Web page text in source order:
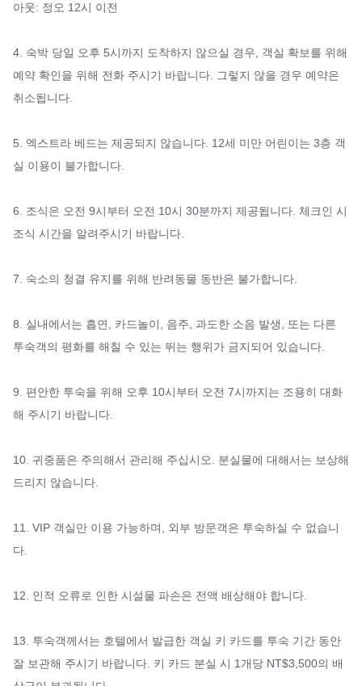
아웃: 정오 12시 이전
4. 숙박 당일 오후 5시까지 도착하지 않으실 경우, 객실 확보를 위해
예약 확인을 위해 전화 주시기 바랍니다. 그렇지 않을 경우 예약은
취소됩니다.
5. 엑스트라 베드는 제공되지 않습니다. 12세 미만 어린이는 3층 객
실 이용이 불가합니다.
6. 조식은 오전 9시부터 오전 10시 30분까지 제공됩니다. 체크인 시
조식 시간을 알려주시기 바랍니다.
7. 숙소의 청결 유지를 위해 반려동물 동반은 불가합니다.
8. 실내에서는 흡연, 카드놀이, 음주, 과도한 소음 발생, 또는 다른
투숙객의 평화를 해칠 수 있는 뛰는 행위가 금지되어 있습니다.
9. 편안한 투숙을 위해 오후 10시부터 오전 7시까지는 조용히 대화
해 주시기 바랍니다.
10. 귀중품은 주의해서 관리해 주십시오. 분실물에 대해서는 보상해
드리지 않습니다.
11. VIP 객실만 이용 가능하며, 외부 방문객은 투숙하실 수 없습니
다.
12. 인적 오류로 인한 시설물 파손은 전액 배상해야 합니다.
13. 투숙객께서는 호텔에서 발급한 객실 키 카드를 투숙 기간 동안
잘 보관해 주시기 바랍니다. 키 카드 분실 시 1개당 NT$3,500의 배